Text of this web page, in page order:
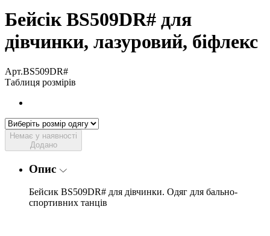
Бейсік BS509DR# для
дівчинки, лазуровий, біфлекс
Арт.BS509DR#
Таблиця розмірів
Немає у наявності
Додано
Опис
Бейсик BS509DR# для дівчинки. Одяг для бально-
спортивних танців